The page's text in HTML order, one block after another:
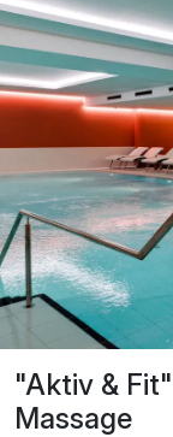
"Aktiv &
Massage